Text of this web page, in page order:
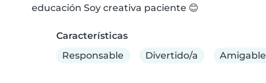
educación Soy creativa paciente 😊
Características
Responsable
Divertido/a Amigable